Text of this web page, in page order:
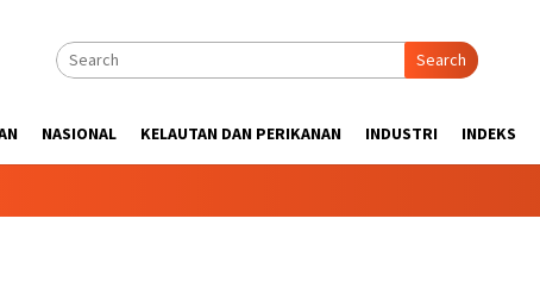
Search
NASIONAL KELAUTAN DAN PERIKANAN INDUSTRI INDEKS